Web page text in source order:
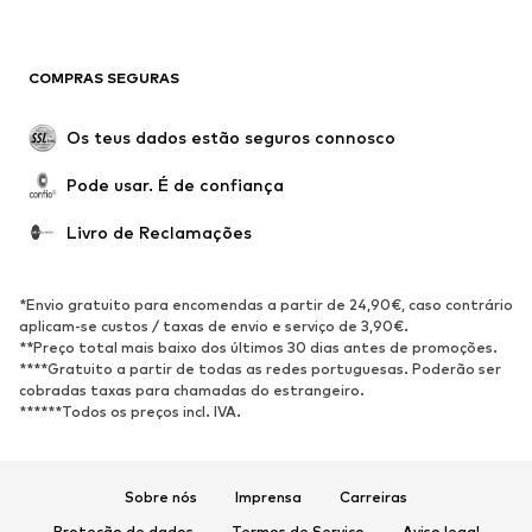
Novidades
Botas
Sapatos
Sapatos abertos
Exclusivo
DESPORTO
Sapatilhas de desporto
Mochilas e Sacos de desporto
Acessórios de desporto
ACESSÓRIOS
Malas e Mochilas
Relógios
Bijuteria
COMPRAS SEGURAS
Os teus dados estão seguros connosco
Pode usar. É de confiança
Livro de Reclamações
*Envio gratuito para encomendas a partir de 24,90€, caso contrário
aplicam-se custos / taxas de envio e serviço de 3,90€.
**Preço total mais baixo dos últimos 30 dias antes de promoções.
****Gratuito a partir de todas as redes portuguesas. Poderão ser
cobradas taxas para chamadas do estrangeiro.
******Todos os preços incl. IVA.
Sobre nós Imprensa
Carreiras